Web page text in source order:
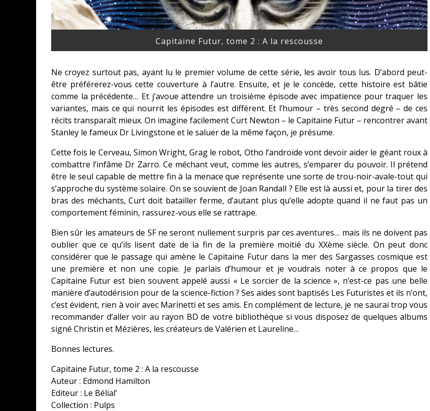
Capitaine Futur, tome 2 : A la rescousse
Ne croyez surtout pas, ayant lu le premier volume de cette série, les avoir tous lus. D’abord peut-
être préférerez-vous cette couverture à l’autre. Ensuite, et je le concède, cette histoire est bâtie
comme la précédente… Et j’avoue attendre un troisième épisode avec impatience pour traquer les
variantes, mais ce qui nourrit les épisodes est différent. Et l’humour – très second degré – de ces
récits transparaît mieux. On imagine facilement Curt Newton – le Capitaine Futur – rencontrer avant
Stanley le fameux Dr Livingstone et le saluer de la même façon, je présume.
Cette fois le Cerveau, Simon Wright, Grag le robot, Otho l’androïde vont devoir aider le géant roux à
combattre l’infâme Dr Zarro. Ce méchant veut, comme les autres, s’emparer du pouvoir. Il prétend
être le seul capable de mettre fin à la menace que représente une sorte de trou-noir-avale-tout qui
s’approche du système solaire. On se souvient de Joan Randall ? Elle est là aussi et, pour la tirer des
bras des méchants, Curt doit batailler ferme, d’autant plus qu’elle adopte quand il ne faut pas un
comportement féminin, rassurez-vous elle se rattrape.
Bien sûr les amateurs de SF ne seront nullement surpris par ces aventures… mais ils ne doivent pas
oublier que ce qu’ils lisent date de la fin de la première moitié du XXème siècle. On peut donc
considérer que le passage qui amène le Capitaine Futur dans la mer des Sargasses cosmique est
une première et non une copie. Je parlais d’humour et je voudrais noter à ce propos que le
Capitaine Futur est bien souvent appelé aussi « Le sorcier de la science », n’est-ce pas une belle
manière d’autodérision pour de la science-fiction ? Ses aides sont baptisés Les Futuristes et ils n’ont,
c’est évident, rien à voir avec Marinetti et ses amis. En complément de lecture, je ne saurai trop vous
recommander d’aller voir au rayon BD de votre bibliothèque si vous disposez de quelques albums
signé Christin et Mézières, les créateurs de Valérien et Laureline…
Bonnes lectures.
Capitaine Futur, tome 2 : A la rescousse
Auteur : Edmond Hamilton
Editeur : Le Bélial’
Collection : Pulps
CONCOURS : CALENDRIER DE L’AVENT – UNE
COPIE DU JEU « GRID, ULTIMATE EDITION »
SUR XBOX ONE OU PS4